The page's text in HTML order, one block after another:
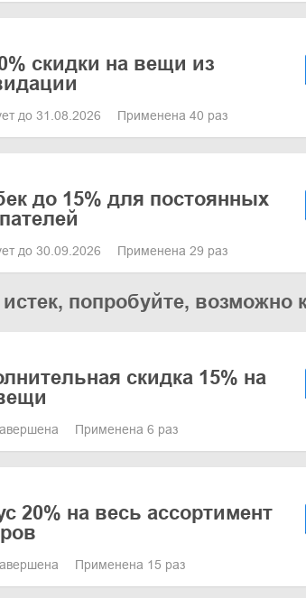
скидки на вещи из
до 31.08.2026 Применена 40 раз
до 15% для постоянных
до 30.09.2026 Применена 29 раз
попробуйте, возможно
скидка 15% на
Применена 6 раз
20% на весь ассортимент
Применена 15 раз